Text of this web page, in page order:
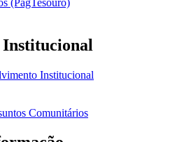
Institucional
Institucional
Comunitários